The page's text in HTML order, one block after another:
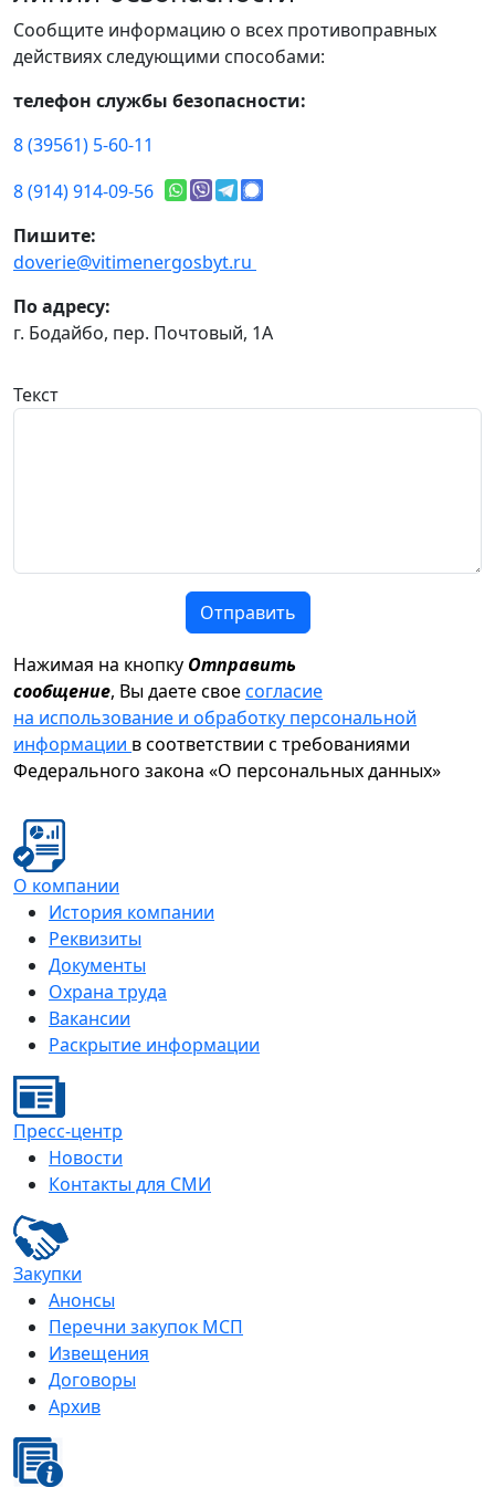
Сообщите информацию о всех противоправных
действиях следующими способами:
телефон службы безопасности:
8 (39561) 5-60-11
8 (914) 914-09-56
Пишите:
doverie@vitimenergosbyt.ru
По адресу:
г. Бодайбо, пер. Почтовый, 1А
Текст
Отправить
Нажимая на кнопку Отправить
сообщение, Вы даете своесогласие
на использование и обработку персональной
информации в соответствии с требованиями
Федерального закона «О персональных данных»
О компании
История компании
Реквизиты
Документы
Охрана труда
Вакансии
Раскрытие информации
Пресс-центр
Новости
Контакты для СМИ
Закупки
Анонсы
Перечни закупок МСП
Извещения
Договоры
Архив